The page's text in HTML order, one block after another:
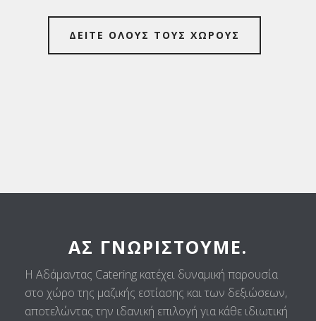
ΔΕΙΤΕ ΟΛΟΥΣ ΤΟΥΣ ΧΩΡΟΥΣ
ΑΣ ΓΝΩΡΙΣΤΟΎΜΕ.
Η Αδάμαντας Catering κατέχει δυναμική παρουσία
στο χώρο της μαζικής εστίασης και των δεξιώσεων,
αποτελώντας την ιδανική επιλογή για κάθε ιδιωτική